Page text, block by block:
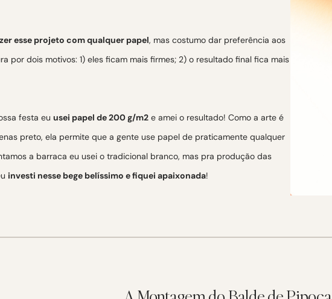
esse projeto com qualquer papel, mas costumo dar preferência aos
por dois motivos: 1) eles ficam mais firmes; 2) o resultado final fica mais
festa eu usei papel de 200 g/m2 e amei o resultado! Como a arte é
preto, ela permite que a gente use papel de praticamente qualquer
a barraca eu usei o tradicional branco, mas pra produção das
investi nesse bege belíssimo e fiquei apaixonada!